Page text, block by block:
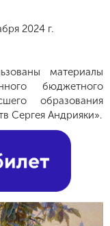
2024 г.
материалы
бюджетного
образования
Сергея Андрияки».